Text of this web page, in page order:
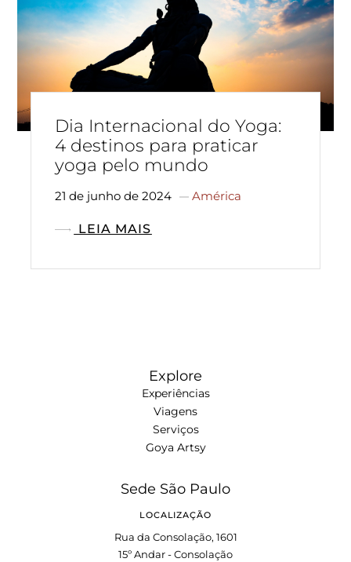
Dia Internacional do Yoga:
4 destinos para praticar
yoga pelo mundo
21 de junho de 2024 América
LEIA MAIS
Explore
Experiências
Viagens
Serviços
Goya Artsy
Sede São Paulo
LOCALIZAÇÃO
Rua da Consolação, 1601
15º Andar - Consolação